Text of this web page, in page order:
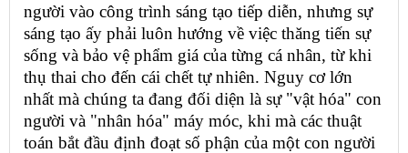
người vào công trình sáng tạo tiếp diễn, nhưng sự
sáng tạo ấy phải luôn hướng về việc thăng tiến sự
sống và bảo vệ phẩm giá của từng cá nhân, từ khi
thụ thai cho đến cái chết tự nhiên. Nguy cơ lớn
nhất mà chúng ta đang đối diện là sự "vật hóa" con
người và "nhân hóa" máy móc, khi mà các thuật
toán bắt đầu định đoạt số phận của một con người